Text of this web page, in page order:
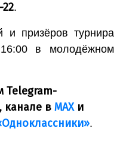
22.
и призёров турнира
в молодёжном
Telegram-
, канале в МАХи
.